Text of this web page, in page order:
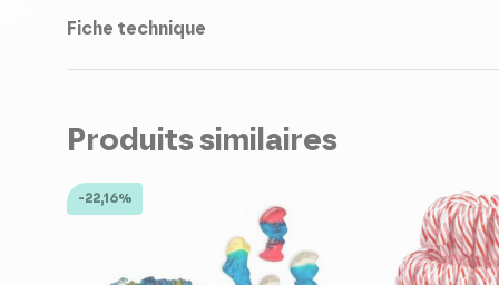
Fiche technique
Produits similaires
-22,16%